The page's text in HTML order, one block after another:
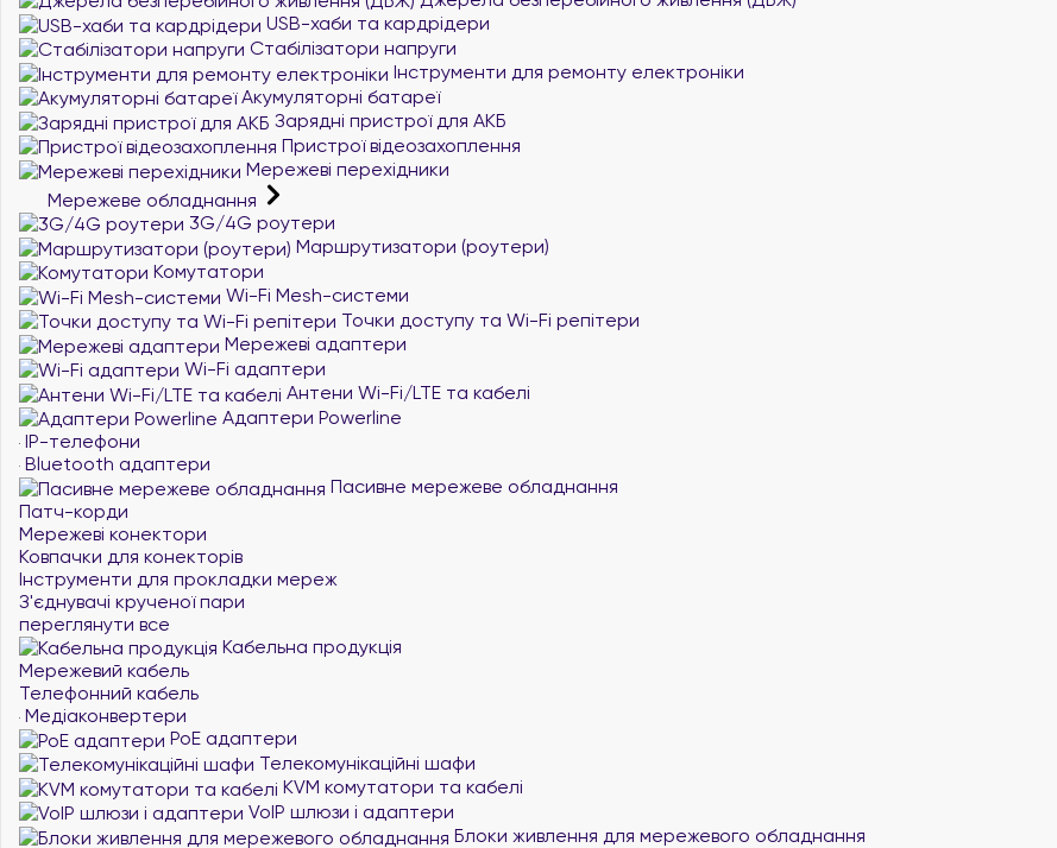
USB-хаби та кардрідери
Стабілізатори напруги
Інструменти для ремонту електроніки
Акумуляторні батареї
Зарядні пристрої для АКБ
Пристрої відеозахоплення
Мережеві перехідники
Мережеве обладнання
3G/4G роутери
Маршрутизатори (роутери)
Комутатори
Wi-Fi Mesh-системи
Точки доступу та Wi-Fi репітери
Мережеві адаптери
Wi-Fi адаптери
Антени Wi-Fi/LTE та кабелі
Адаптери Powerline
IP-телефони
Bluetooth адаптери
Пасивне мережеве обладнання
Патч-корди
Мережеві конектори
Ковпачки для конекторів
Інструменти для прокладки мереж
З'єднувачі крученої пари
переглянути все
Кабельна продукція
Мережевий кабель
Телефонний кабель
Медіаконвертери
PoE адаптери
Телекомунікаційні шафи
KVM комутатори та кабелі
VoIP шлюзи і адаптери
Блоки живлення для мережевого обладнання